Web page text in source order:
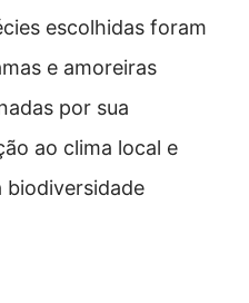
escolhidas foram
e amoreiras
por sua
ao clima local e
biodiversidade